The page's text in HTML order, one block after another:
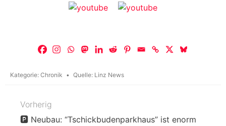
Kategorie: Chronik Quelle: Linz News
Beitragsnavigation
Vorherig
🅿️ Neubau: “Tschickbudenparkhaus” ist enorm